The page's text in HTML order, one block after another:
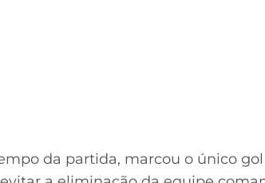
da partida, marcou o único